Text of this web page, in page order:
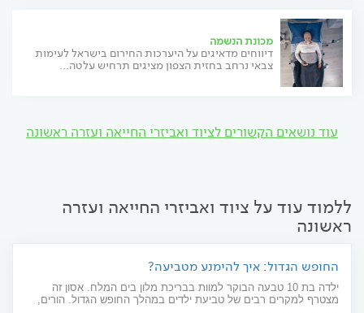
מכונת הנשמה
דיווחים מדאיגים על היערכות החירום בישראל לעימות
צבאי נרחב בחזית הצפון מציגים תרחיש עלטה...
עוד נושאים הקשורים לציוד ואביזרי החייאה ועזרה ראשונה
ללמוד עוד על ציוד ואביזרי החייאה ועזרה
ראשונה
החופש הגדול: איך להימנע מטביעה?
ילדה בת 10 טבעה הבוקר למוות בבריכת מלון בים המלח. אסון זה
מצטרף למקרים רבים של טביעת ילדים במהלך החופש הגדול. הורים,